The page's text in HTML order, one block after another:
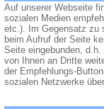
Auf unserer Webseite
sozialen Medien
etc.). Im Gegensatz zu
beim Aufruf der Seite
Seite eingebunden,
von Ihnen an Dritte
der Empfehlungs-
sozialen Netzwerke